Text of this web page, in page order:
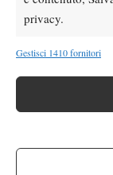
privacy.
Gestisci 1410 fornitori
Nessun